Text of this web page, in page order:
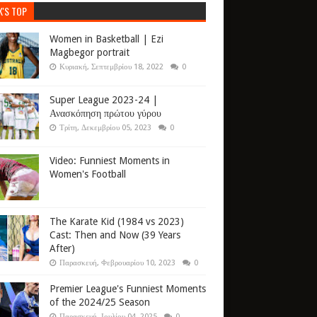
TOP
Women in Basketball | Ezi
Magbegor portrait
Κυριακή, Σεπτεμβρίου 18, 2022 0
Super League 2023-24 |
Ανασκόπηση πρώτου γύρου
Τρίτη, Δεκεμβρίου 05, 2023 0
Video: Funniest Moments in
Women's Football
The Karate Kid (1984 vs 2023)
Cast: Then and Now (39 Years
After)
Παρασκευή, Φεβρουαρίου 10, 2023 0
Premier League's Funniest Moments
of the 2024/25 Season